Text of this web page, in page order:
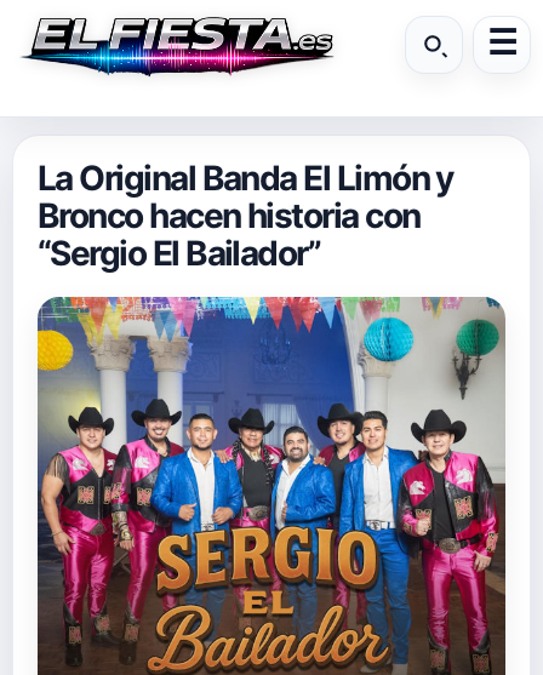
La Original Banda El Limón y
Bronco hacen historia con
“Sergio El Bailador”